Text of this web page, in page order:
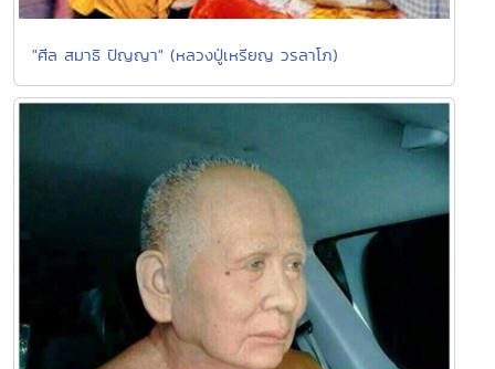
"ศีล สมาธิ ปัญญา" (หลวงปู่เหรียญ วรลาโภ)